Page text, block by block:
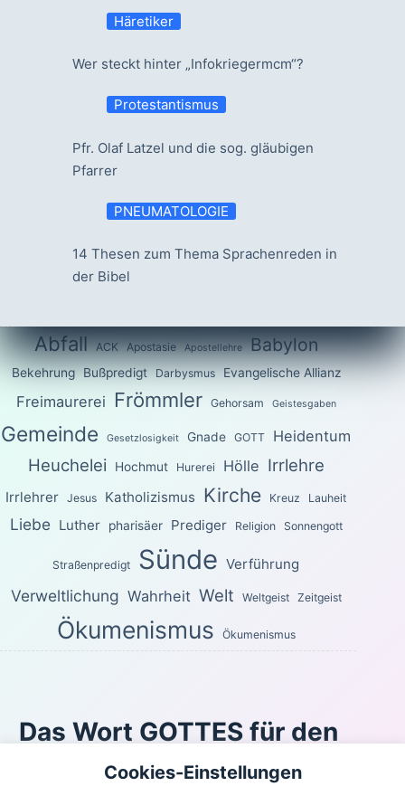
Häretiker
Wer steckt hinter „Infokriegermcm“?
Protestantismus
Pfr. Olaf Latzel und die sog. gläubigen
Pfarrer
PNEUMATOLOGIE
14 Thesen zum Thema Sprachenreden in
der Bibel
Abfall ACK Apostasie Apostellehre Babylon
Bekehrung Bußpredigt Darbysmus Evangelische Allianz
Freimaurerei Frömmler Gehorsam Geistesgaben
Gemeinde Gesetzlosigkeit Gnade GOTT Heidentum
Heuchelei Hochmut Hurerei Hölle Irrlehre
Irrlehrer Jesus Katholizismus Kirche Kreuz Lauheit
Liebe Luther pharisäer Prediger Religion Sonnengott
Straßenpredigt Sünde Verführung
Verweltlichung Wahrheit Welt Weltgeist Zeitgeist
Ökumenismus Ökumenismus
Das Wort GOTTES für den
heutigen Tag
Cookies-Einstellungen